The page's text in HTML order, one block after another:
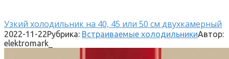
Узкий холодильник на 40, 45 или 50 см двухкамерный
2022-11-22Рубрика: Встраиваемые холодильникиАвтор:
elektromark_